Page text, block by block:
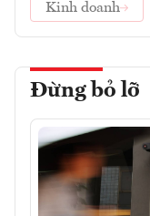
Kinh doanh
Đừng bỏ lỡ